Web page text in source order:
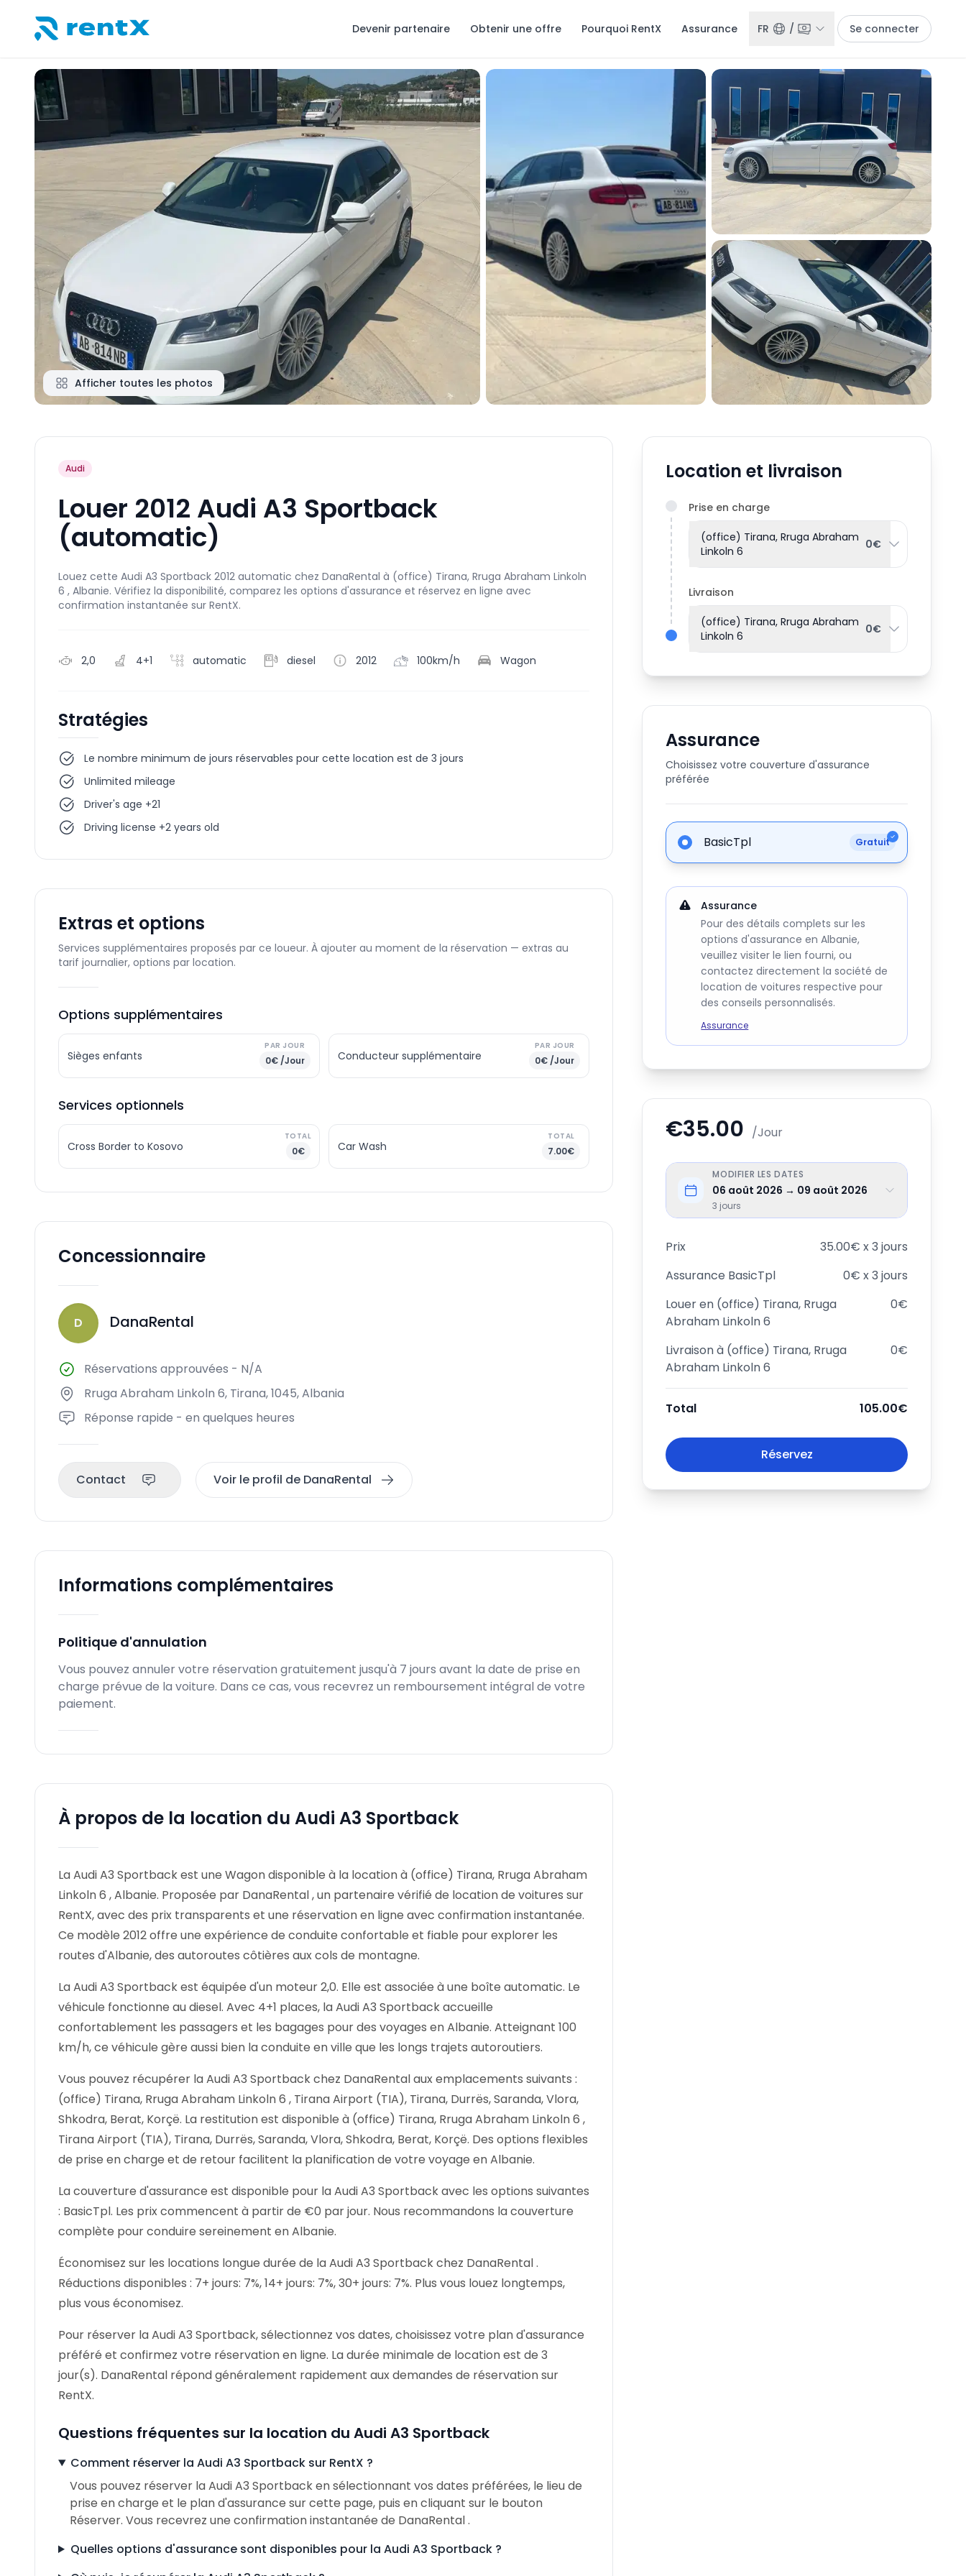
Devenir partenaire Obtenir une offre Pourquoi RentX Assurance FR / Se connecter
Afficher toutes les photos
Audi
Louer 2012 Audi A3 Sportback
(automatic)
Louez cette Audi A3 Sportback 2012 automatic chez DanaRental à (office) Tirana, Rruga Abraham Linkoln
6 , Albanie. Vérifiez la disponibilité, comparez les options d'assurance et réservez en ligne avec
confirmation instantanée sur RentX.
2,0 4+1 automatic diesel 2012 100km/h Wagon
Stratégies
Le nombre minimum de jours réservables pour cette location est de 3 jours
Unlimited mileage
Driver's age +21
Driving license +2 years old
Extras et options
Services supplémentaires proposés par ce loueur. À ajouter au moment de la réservation — extras au
tarif journalier, options par location.
Options supplémentaires
Sièges enfants
PAR JOUR
0€ /Jour Conducteur supplémentaire
PAR JOUR
0€ /Jour
Services optionnels
Cross Border to Kosovo
TOTAL
0€ Car Wash
TOTAL
7.00€
Location et livraison
Prise en charge
(office) Tirana, Rruga Abraham
Linkoln 6
0€
Livraison
(office) Tirana, Rruga Abraham
Linkoln 6
0€
Assurance
Choisissez votre couverture d'assurance
préférée
BasicTpl Gratuit
Assurance
Pour des détails complets sur les
options d'assurance en Albanie,
veuillez visiter le lien fourni, ou
contactez directement la société de
location de voitures respective pour
des conseils personnalisés.
Assurance
€35.00 /Jour
MODIFIER LES DATES
06 août 2026 → 09 août 2026
3 jours
Prix
35.00€ x 3 jours
Assurance BasicTpl
0€ x 3 jours
Louer en (office) Tirana, Rruga
Abraham Linkoln 6
0€
Livraison à (office) Tirana, Rruga
Abraham Linkoln 6
0€
Total 105.00€
Réservez
Concessionnaire
D DanaRental
Réservations approuvées - N/A
Rruga Abraham Linkoln 6, Tirana, 1045, Albania
Réponse rapide - en quelques heures
Contact Voir le profil de DanaRental
Informations complémentaires
Politique d'annulation
Vous pouvez annuler votre réservation gratuitement jusqu'à 7 jours avant la date de prise en
charge prévue de la voiture. Dans ce cas, vous recevrez un remboursement intégral de votre
paiement.
À propos de la location du Audi A3 Sportback
La Audi A3 Sportback est une Wagon disponible à la location à (office) Tirana, Rruga Abraham
Linkoln 6 , Albanie. Proposée par DanaRental , un partenaire vérifié de location de voitures sur
RentX, avec des prix transparents et une réservation en ligne avec confirmation instantanée.
Ce modèle 2012 offre une expérience de conduite confortable et fiable pour explorer les
routes d'Albanie, des autoroutes côtières aux cols de montagne.
La Audi A3 Sportback est équipée d'un moteur 2,0. Elle est associée à une boîte automatic. Le
véhicule fonctionne au diesel. Avec 4+1 places, la Audi A3 Sportback accueille
confortablement les passagers et les bagages pour des voyages en Albanie. Atteignant 100
km/h, ce véhicule gère aussi bien la conduite en ville que les longs trajets autoroutiers.
Vous pouvez récupérer la Audi A3 Sportback chez DanaRental aux emplacements suivants :
(office) Tirana, Rruga Abraham Linkoln 6 , Tirana Airport (TIA), Tirana, Durrës, Saranda, Vlora,
Shkodra, Berat, Korçë. La restitution est disponible à (office) Tirana, Rruga Abraham Linkoln 6 ,
Tirana Airport (TIA), Tirana, Durrës, Saranda, Vlora, Shkodra, Berat, Korçë. Des options flexibles
de prise en charge et de retour facilitent la planification de votre voyage en Albanie.
La couverture d'assurance est disponible pour la Audi A3 Sportback avec les options suivantes
: BasicTpl. Les prix commencent à partir de €0 par jour. Nous recommandons la couverture
complète pour conduire sereinement en Albanie.
Économisez sur les locations longue durée de la Audi A3 Sportback chez DanaRental .
Réductions disponibles : 7+ jours: 7%, 14+ jours: 7%, 30+ jours: 7%. Plus vous louez longtemps,
plus vous économisez.
Pour réserver la Audi A3 Sportback, sélectionnez vos dates, choisissez votre plan d'assurance
préféré et confirmez votre réservation en ligne. La durée minimale de location est de 3
jour(s). DanaRental répond généralement rapidement aux demandes de réservation sur
RentX.
Questions fréquentes sur la location du Audi A3 Sportback
Comment réserver la Audi A3 Sportback sur RentX ?
Vous pouvez réserver la Audi A3 Sportback en sélectionnant vos dates préférées, le lieu de
prise en charge et le plan d'assurance sur cette page, puis en cliquant sur le bouton
Réserver. Vous recevrez une confirmation instantanée de DanaRental .
Quelles options d'assurance sont disponibles pour la Audi A3 Sportback ?